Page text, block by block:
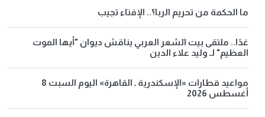
ما الحكمة من تحريم الربا؟.. الإفتاء تجيب
غدًا.. ملتقى بيت الشعر العربي يناقش ديوان "أيها الموت
العظيم" لـ وليد علاء الدين
مواعيد قطارات «الإسكندرية ـ القاهرة» اليوم السبت 8
أغسطس 2026